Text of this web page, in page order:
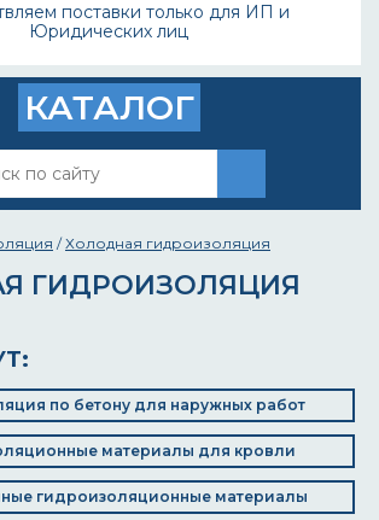
поставки только для ИП и
Юридических лиц
КАТАЛОГ
/Холодная гидроизоляция
ГИДРОИЗОЛЯЦИЯ
по бетону для наружных работ
материалы для кровли
гидроизоляционные материалы